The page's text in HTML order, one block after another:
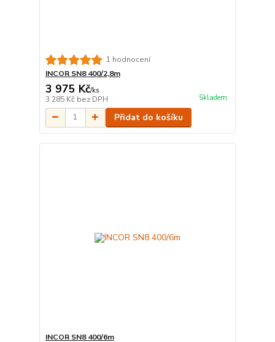
1 hodnocení
INCOR SN8 400/2,8m
3 975 Kč/ks
3 285 Kč bez DPH Skladem
Přidat do košíku
INCOR SN8 400/6m